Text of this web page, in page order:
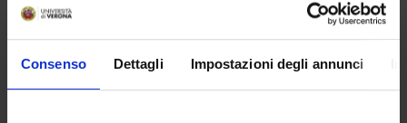
Consenso Dettagli Impostazioni degli annunci
Stefania Maggi
CNR- Padova
Nazzarena Malavolta